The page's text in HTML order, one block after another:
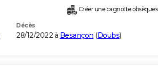
Créer une cagnotte obsèques
Décès
28/12/2022 à Besançon (Doubs)